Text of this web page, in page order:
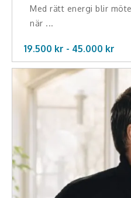
Med rätt energi blir
när ...
19.500 kr - 45.000 kr